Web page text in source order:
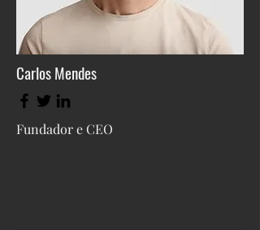
Carlos Mendes
Fundador e CEO